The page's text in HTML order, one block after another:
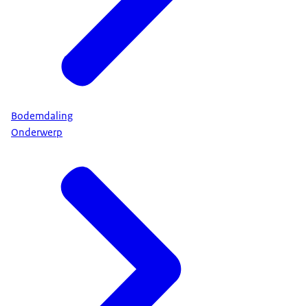
Bodemdaling
Onderwerp